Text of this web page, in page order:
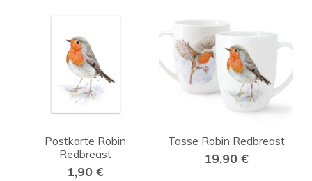
Postkarte Robin
Redbreast
1,90€
Tasse Robin Redbreast
19,90€